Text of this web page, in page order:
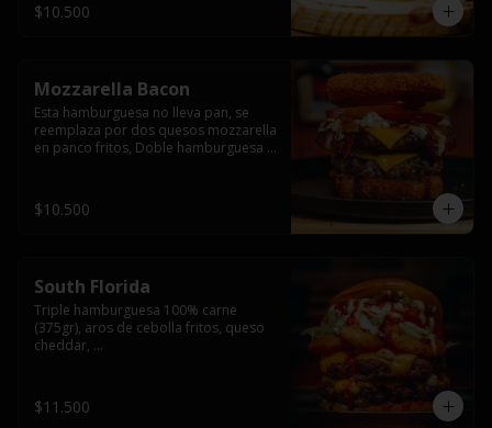
$10.500
Mozzarella Bacon
Esta hamburguesa no lleva pan, se
reemplaza por dos quesos mozzarella
en panco fritos, Doble hamburguesa
salsa BBQ acompañado de papas
fritas.
$10.500
South Florida
Triple hamburguesa 100% carne
(375gr), aros de cebolla fritos, queso
cheddar,
$11.500